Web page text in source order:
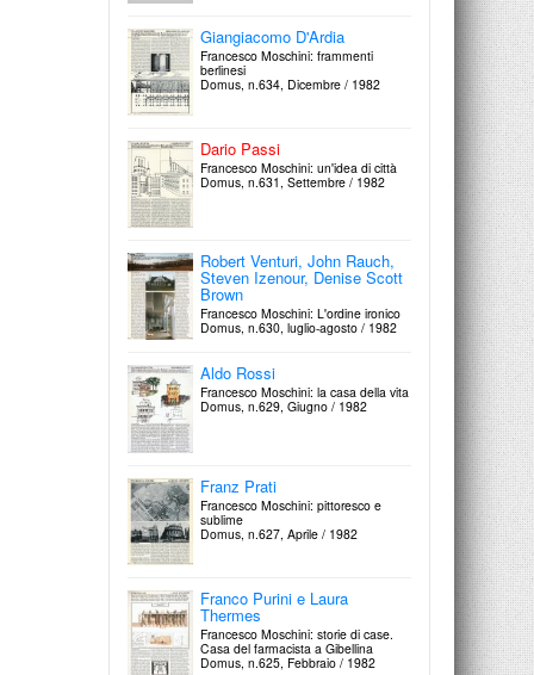
Giangiacomo D'Ardia
Francesco Moschini: frammenti
berlinesi
Domus, n.634, Dicembre / 1982
Dario Passi
Francesco Moschini: un'idea di città
Domus, n.631, Settembre / 1982
Robert Venturi, John Rauch,
Steven Izenour, Denise Scott
Brown
Francesco Moschini: L'ordine ironico
Domus, n.630, luglio-agosto / 1982
Aldo Rossi
Francesco Moschini: la casa della vita
Domus, n.629, Giugno / 1982
Franz Prati
Francesco Moschini: pittoresco e
sublime
Domus, n.627, Aprile / 1982
Franco Purini e Laura
Thermes
Francesco Moschini: storie di case.
Casa del farmacista a Gibellina
Domus, n.625, Febbraio / 1982